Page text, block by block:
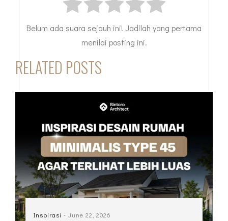
Belum ada suara sejauh ini! Jadilah yang pertama
menilai posting ini.
RELATED POSTS
Inspirasi - June 22, 2026